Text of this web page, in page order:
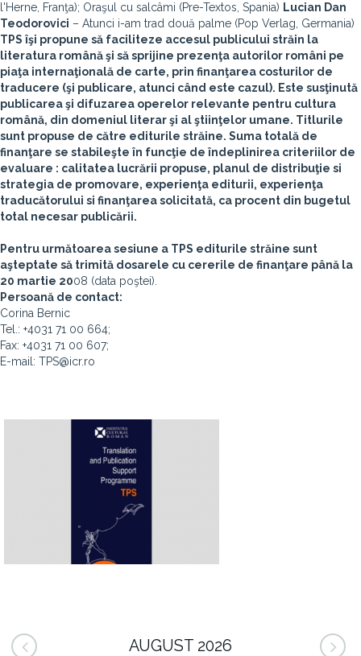
l'Herne, Franţa); Oraşul cu salcâmi (Pre-Textos, Spania) Lucian Dan
Teodorovici – Atunci i-am trad două palme (Pop Verlag, Germania)
TPS îşi propune să faciliteze accesul publicului străin la
literatura română şi să sprijine prezenţa autorilor români pe
piaţa internaţională de carte, prin finanţarea costurilor de
traducere (şi publicare, atunci când este cazul). Este susţinută
publicarea şi difuzarea operelor relevante pentru cultura
română, din domeniul literar şi al ştiinţelor umane. Titlurile
sunt propuse de către editurile străine. Suma totală de
finanţare se stabileşte în funcţie de îndeplinirea criteriilor de
evaluare : calitatea lucrării propuse, planul de distribuţie si
strategia de promovare, experienţa editurii, experienţa
traducătorului si finanţarea solicitată, ca procent din bugetul
total necesar publicării.
Pentru următoarea sesiune a TPS editurile străine sunt
aşteptate să trimită dosarele cu cererile de finanţare până la
20 martie 2008 (data poştei).
Persoană de contact:
Corina Bernic
Tel.: +4031 71 00 664;
Fax: +4031 71 00 607;
E-mail: TPS@icr.ro
AUGUST 2026